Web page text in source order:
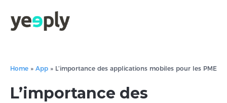
Home » App » L’importance des applications mobiles pour les PME
L’importance des